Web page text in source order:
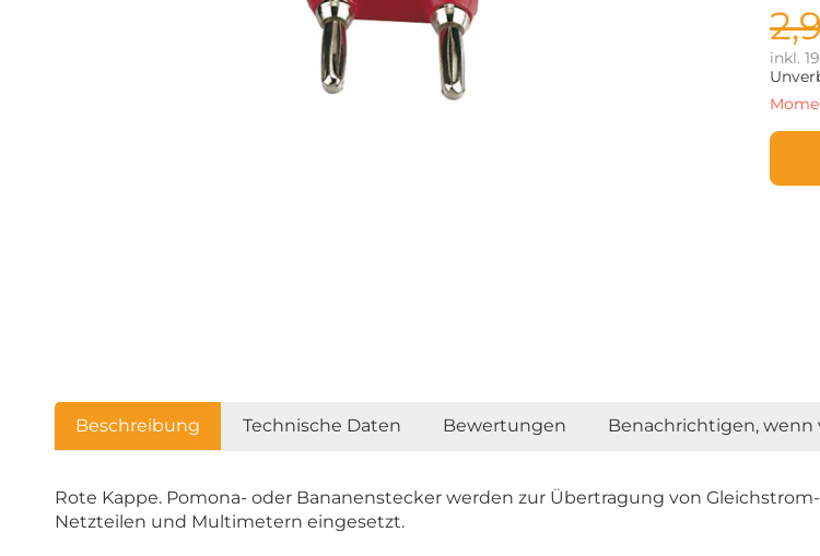
inkl.
Beschreibung Technische Daten Bewertungen Benachrichtigen, wenn
Rote Kappe. Pomona- oder Bananenstecker werden zur Übertragung von
Netzteilen und Multimetern eingesetzt.